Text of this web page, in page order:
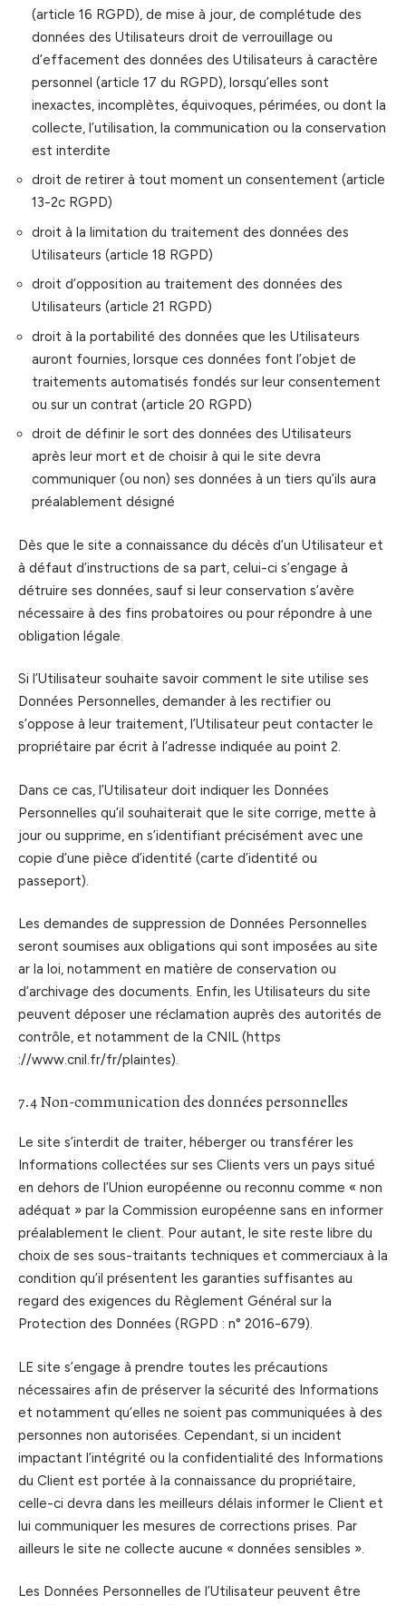
(article 16 RGPD), de mise à jour, de complétude des
données des Utilisateurs droit de verrouillage ou
d’effacement des données des Utilisateurs à caractère
personnel (article 17 du RGPD), lorsqu’elles sont
inexactes, incomplètes, équivoques, périmées, ou dont la
collecte, l’utilisation, la communication ou la conservation
est interdite
droit de retirer à tout moment un consentement (article
13-2c RGPD)
droit à la limitation du traitement des données des
Utilisateurs (article 18 RGPD)
droit d’opposition au traitement des données des
Utilisateurs (article 21 RGPD)
droit à la portabilité des données que les Utilisateurs
auront fournies, lorsque ces données font l’objet de
traitements automatisés fondés sur leur consentement
ou sur un contrat (article 20 RGPD)
droit de définir le sort des données des Utilisateurs
après leur mort et de choisir à qui le site devra
communiquer (ou non) ses données à un tiers qu’ils aura
préalablement désigné
Dès que le site a connaissance du décès d’un Utilisateur et
à défaut d’instructions de sa part, celui-ci s’engage à
détruire ses données, sauf si leur conservation s’avère
nécessaire à des fins probatoires ou pour répondre à une
obligation légale.
Si l’Utilisateur souhaite savoir comment le site utilise ses
Données Personnelles, demander à les rectifier ou
s’oppose à leur traitement, l’Utilisateur peut contacter le
propriétaire par écrit à l’adresse indiquée au point 2.
Dans ce cas, l’Utilisateur doit indiquer les Données
Personnelles qu’il souhaiterait que le site corrige, mette à
jour ou supprime, en s’identifiant précisément avec une
copie d’une pièce d’identité (carte d’identité ou
passeport).
Les demandes de suppression de Données Personnelles
seront soumises aux obligations qui sont imposées au site
ar la loi, notamment en matière de conservation ou
d’archivage des documents. Enfin, les Utilisateurs du site
peuvent déposer une réclamation auprès des autorités de
contrôle, et notamment de la CNIL (https
://www.cnil.fr/fr/plaintes).
7.4 Non-communication des données personnelles
Le site s’interdit de traiter, héberger ou transférer les
Informations collectées sur ses Clients vers un pays situé
en dehors de l’Union européenne ou reconnu comme « non
adéquat » par la Commission européenne sans en informer
préalablement le client. Pour autant, le site reste libre du
choix de ses sous-traitants techniques et commerciaux à la
condition qu’il présentent les garanties suffisantes au
regard des exigences du Règlement Général sur la
Protection des Données (RGPD : n° 2016-679).
LE site s’engage à prendre toutes les précautions
nécessaires afin de préserver la sécurité des Informations
et notamment qu’elles ne soient pas communiquées à des
personnes non autorisées. Cependant, si un incident
impactant l’intégrité ou la confidentialité des Informations
du Client est portée à la connaissance du propriétaire,
celle-ci devra dans les meilleurs délais informer le Client et
lui communiquer les mesures de corrections prises. Par
ailleurs le site ne collecte aucune « données sensibles ».
Les Données Personnelles de l’Utilisateur peuvent être